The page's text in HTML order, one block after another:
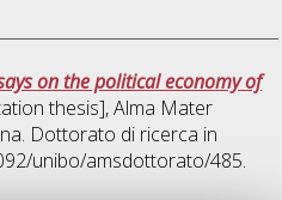
on the political economy of
thesis], Alma Mater
Dottorato di ricerca in
unibo/amsdottorato/485.